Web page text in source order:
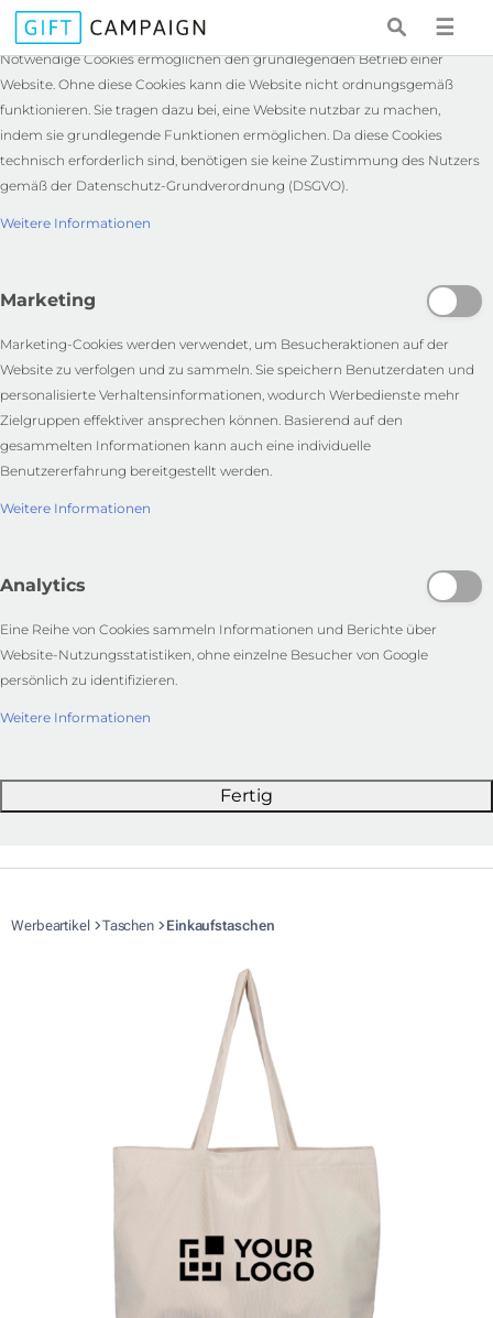
Notwendige
Notwendige Cookies ermöglichen den grundlegenden Betrieb einer
Website. Ohne diese Cookies kann die Website nicht ordnungsgemäß
funktionieren. Sie tragen dazu bei, eine Website nutzbar zu machen,
indem sie grundlegende Funktionen ermöglichen. Da diese Cookies
technisch erforderlich sind, benötigen sie keine Zustimmung des Nutzers
gemäß der Datenschutz-Grundverordnung (DSGVO).
Weitere Informationen
Marketing
Marketing-Cookies werden verwendet, um Besucheraktionen auf der
Website zu verfolgen und zu sammeln. Sie speichern Benutzerdaten und
personalisierte Verhaltensinformationen, wodurch Werbedienste mehr
Zielgruppen effektiver ansprechen können. Basierend auf den
gesammelten Informationen kann auch eine individuelle
Benutzererfahrung bereitgestellt werden.
Weitere Informationen
Analytics
Eine Reihe von Cookies sammeln Informationen und Berichte über
Website-Nutzungsstatistiken, ohne einzelne Besucher von Google
persönlich zu identifizieren.
Weitere Informationen
Fertig
☰
Werbeartikel Taschen Einkaufstaschen